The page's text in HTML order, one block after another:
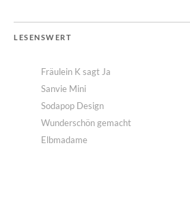
LESENSWERT
Fräulein K sagt Ja
Sanvie Mini
Sodapop Design
Wunderschön gemacht
Elbmadame